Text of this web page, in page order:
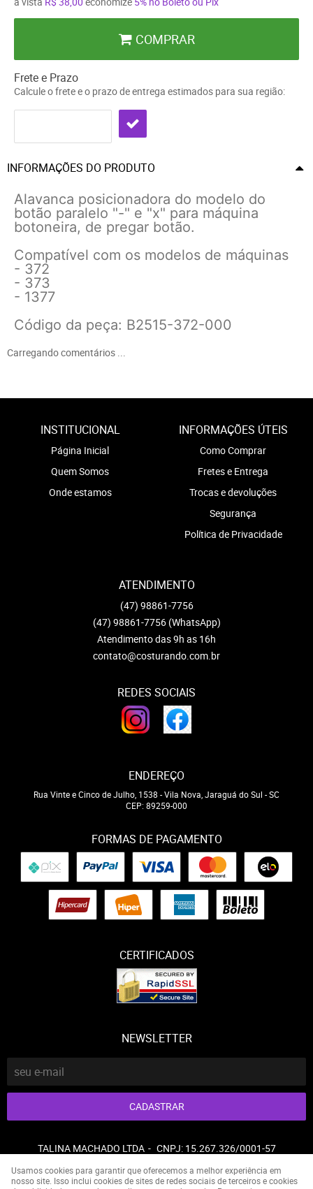
COMPRAR
Frete e Prazo
Calcule o frete e o prazo de entrega estimados para sua região:
INFORMAÇÕES DO PRODUTO
Alavanca posicionadora do modelo do
botão paralelo "-" e "x" para máquina
botoneira, de pregar botão.
Compatível com os modelos de máquinas
- 372
- 373
- 1377
Código da peça: B2515-372-000
Carregando comentários ...
INSTITUCIONAL
Página Inicial
Quem Somos
Onde estamos
INFORMAÇÕES ÚTEIS
Como Comprar
Fretes e Entrega
Trocas e devoluções
Segurança
Política de Privacidade
ATENDIMENTO
(47) 98861-7756
(47) 98861-7756 (WhatsApp)
Atendimento das 9h as 16h
contato@costurando.com.br
REDES SOCIAIS
ENDEREÇO
Rua Vinte e Cinco de Julho, 1538 -Vila Nova, Jaraguá do Sul -SC
CEP: 89259-000
FORMAS DE PAGAMENTO
CERTIFICADOS
NEWSLETTER
CADASTRAR
TALINA MACHADO LTDA CNPJ: 15.267.326/0001-57
Usamos cookies para garantir que oferecemos a melhor experiência em
nosso site. Isso inclui cookies de sites de redes sociais de terceiros e cookies